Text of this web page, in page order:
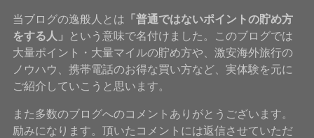
当ブログの逸般人とは 「普通ではないポイントの貯め方
をする人」
という意味で名付けました。このブログでは
大量ポイント・大量マイルの貯め方や、激安海外旅行の
ノウハウ、携帯電話のお得な買い方など、実体験を元に
ご紹介していこうと思います。
また多数のブログへのコメントありがとうございます。
励みになります。頂いたコメントには返信させていただ